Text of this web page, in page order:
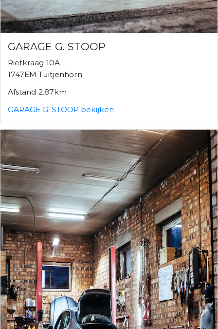
GARAGE G. STOOP
Rietkraag 10A
1747EM Tuitjenhorn
Afstand 2.87km
GARAGE G. STOOP bekijken